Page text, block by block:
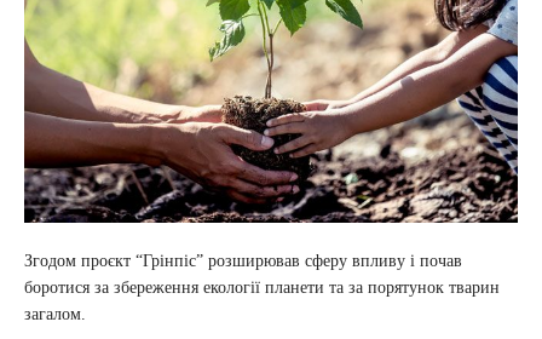
Згодом проєкт “Грінпіс” розширював сферу впливу і почав
боротися за збереження екології планети та за порятунок тварин
загалом.